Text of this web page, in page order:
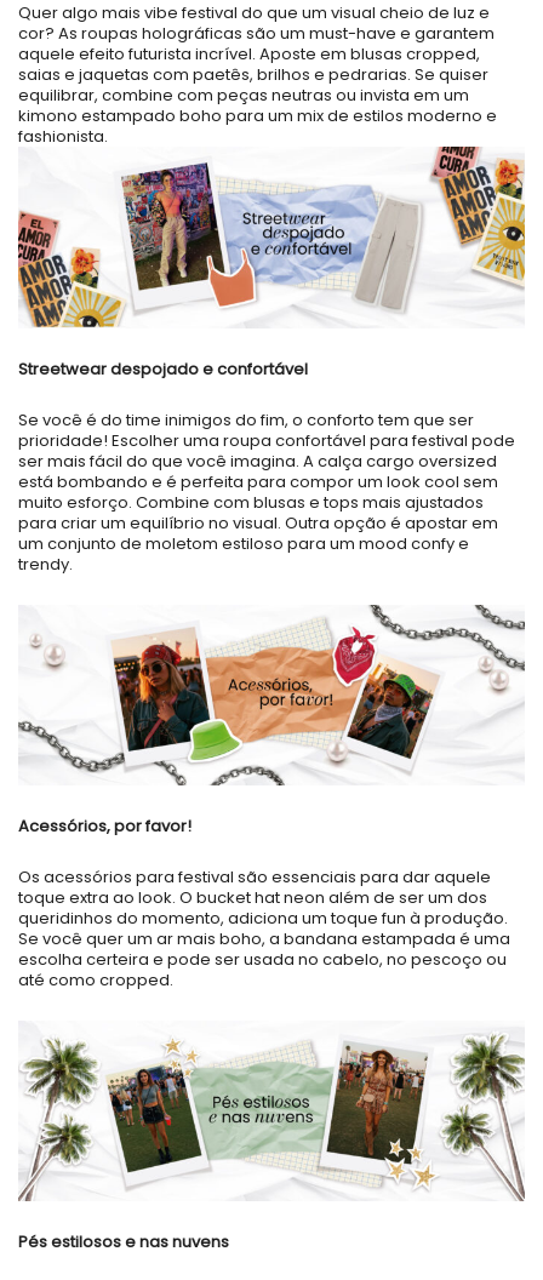
Quer algo mais vibe festival do que um visual cheio de luz e
cor? As roupas holográficas são um must-have e garantem
aquele efeito futurista incrível. Aposte em blusas cropped,
saias e jaquetas com paetês, brilhos e pedrarias. Se quiser
equilibrar, combine com peças neutras ou invista em um
kimono estampado boho para um mix de estilos moderno e
fashionista.
Streetwear despojado e confortável
Se você é do time inimigos do fim, o conforto tem que ser
prioridade! Escolher uma roupa confortável para festival pode
ser mais fácil do que você imagina. A calça cargo oversized
está bombando e é perfeita para compor um look cool sem
muito esforço. Combine com blusas e tops mais ajustados
para criar um equilíbrio no visual. Outra opção é apostar em
um conjunto de moletom estiloso para um mood confy e
trendy.
Acessórios, por favor!
Os acessórios para festival são essenciais para dar aquele
toque extra ao look. O bucket hat neon além de ser um dos
queridinhos do momento, adiciona um toque fun à produção.
Se você quer um ar mais boho, a bandana estampada é uma
escolha certeira e pode ser usada no cabelo, no pescoço ou
até como cropped.
Pés estilosos e nas nuvens